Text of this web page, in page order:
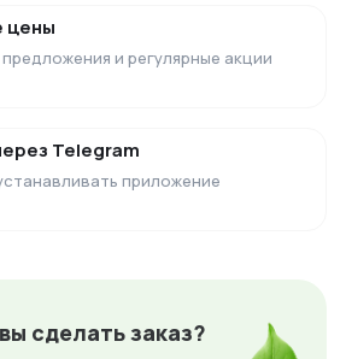
цены
и регулярные акции
Telegram
приложение
сделать заказ?